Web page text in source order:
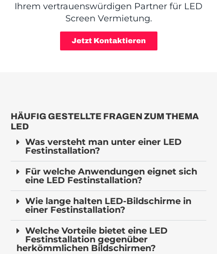
Ihrem vertrauenswürdigen Partner für LED
Screen Vermietung.
Jetzt Kontaktieren
HÄUFIG GESTELLTE FRAGEN ZUM THEMA
LED
Was versteht man unter einer LED
Festinstallation?
Für welche Anwendungen eignet sich
eine LED Festinstallation?
Wie lange halten LED-Bildschirme in
einer Festinstallation?
Welche Vorteile bietet eine LED
Festinstallation gegenüber
herkömmlichen Bildschirmen?